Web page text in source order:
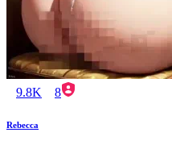
9.8K 8
Rebecca